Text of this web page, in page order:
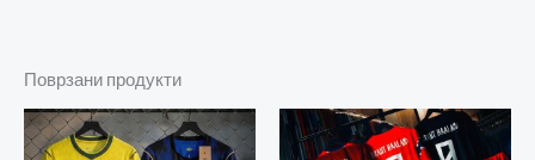
Поврзани продукти